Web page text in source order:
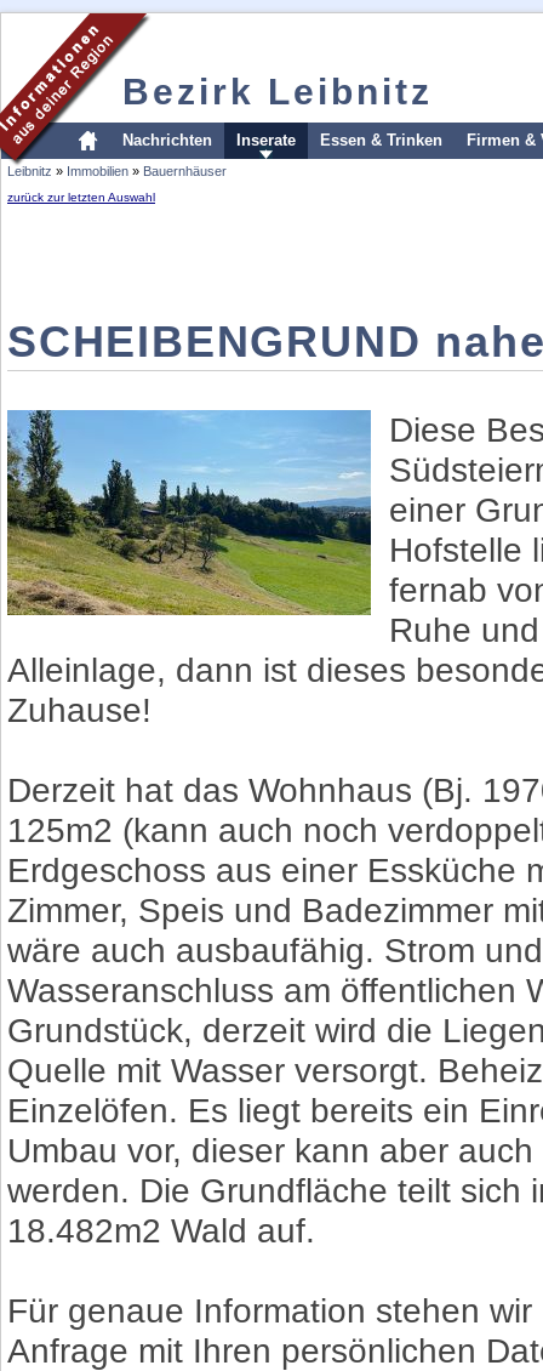
Bezirk Leibnitz
Nachrichten Inserate Essen & Trinken Firmen &
Leibnitz » Immobilien » Bauernhäuser
zurück zur letzten Auswahl
SCHEIBENGRUND
Diese
einer
Hofstelle
fernab
Ruhe
Alleinlage, dann ist dieses
Zuhause!
Derzeit hat das Wohnhaus (Bj.
125m2 (kann auch noch
Erdgeschoss aus einer Essküche
Zimmer, Speis und Badezimmer
wäre auch ausbaufähig. Strom
Wasseranschluss am öffentlichen
Grundstück, derzeit wird die
Quelle mit Wasser versorgt.
Einzelöfen. Es liegt bereits ein
Umbau vor, dieser kann aber
werden. Die Grundfläche teilt sich
18.482m2 Wald auf.
Für genaue Information stehen
Anfrage mit Ihren persönlichen